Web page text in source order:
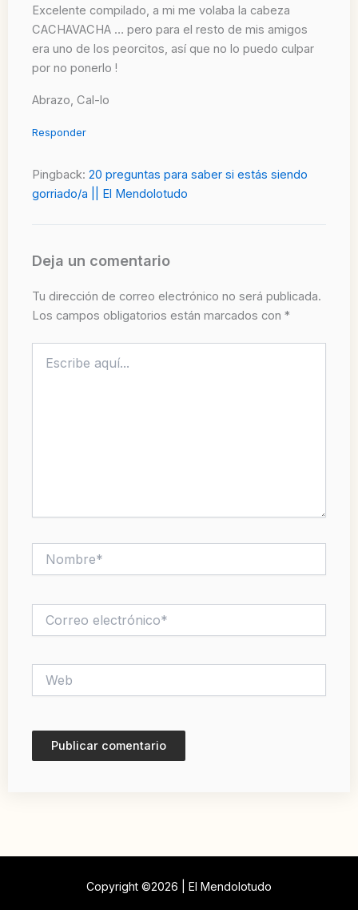
Excelente compilado, a mi me volaba la cabeza
CACHAVACHA … pero para el resto de mis amigos
era uno de los peorcitos, así que no lo puedo culpar
por no ponerlo !
Abrazo, Cal-lo
Responder
Pingback: 20 preguntas para saber si estás siendo
gorriado/a || El Mendolotudo
Deja un comentario
Tu dirección de correo electrónico no será publicada.
Los campos obligatorios están marcados con *
aquí...
electrónico*
Copyright ©2026 | El Mendolotudo